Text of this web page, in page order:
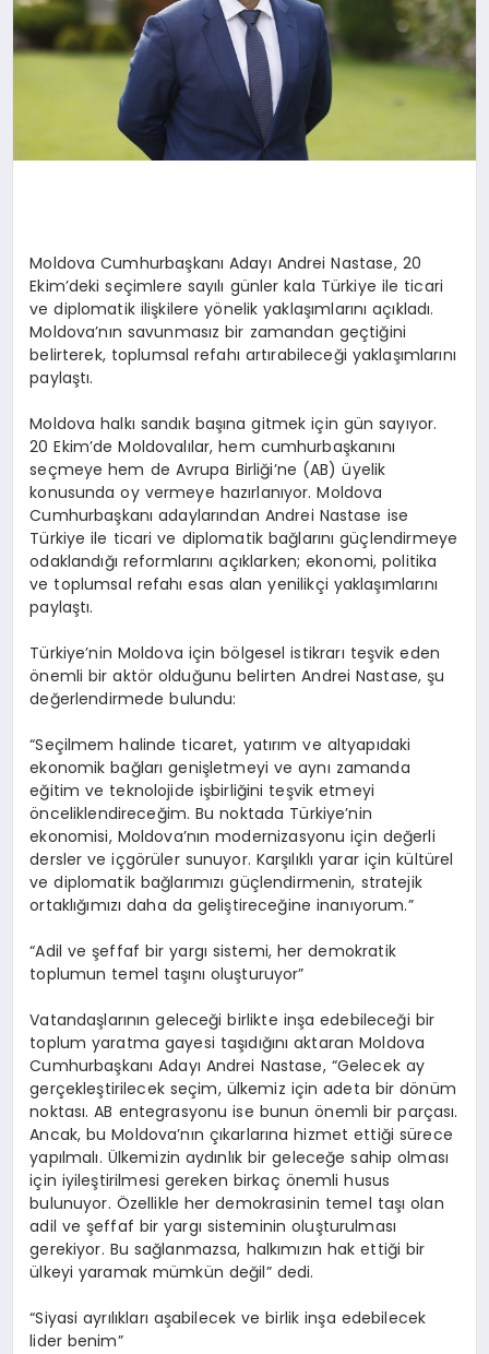
Moldova Cumhurbaşkanı Adayı Andrei Nastase, 20
Ekim’deki seçimlere sayılı günler kala Türkiye ile ticari
ve diplomatik ilişkilere yönelik yaklaşımlarını açıkladı.
Moldova’nın savunmasız bir zamandan geçtiğini
belirterek, toplumsal refahı artırabileceği yaklaşımlarını
paylaştı.
Moldova halkı sandık başına gitmek için gün sayıyor.
20 Ekim’de Moldovalılar, hem cumhurbaşkanını
seçmeye hem de Avrupa Birliği’ne (AB) üyelik
konusunda oy vermeye hazırlanıyor. Moldova
Cumhurbaşkanı adaylarından Andrei Nastase ise
Türkiye ile ticari ve diplomatik bağlarını güçlendirmeye
odaklandığı reformlarını açıklarken; ekonomi, politika
ve toplumsal refahı esas alan yenilikçi yaklaşımlarını
paylaştı.
Türkiye’nin Moldova için bölgesel istikrarı teşvik eden
önemli bir aktör olduğunu belirten Andrei Nastase, şu
değerlendirmede bulundu:
“Seçilmem halinde ticaret, yatırım ve altyapıdaki
ekonomik bağları genişletmeyi ve aynı zamanda
eğitim ve teknolojide işbirliğini teşvik etmeyi
önceliklendireceğim. Bu noktada Türkiye’nin
ekonomisi, Moldova’nın modernizasyonu için değerli
dersler ve içgörüler sunuyor. Karşılıklı yarar için kültürel
ve diplomatik bağlarımızı güçlendirmenin, stratejik
ortaklığımızı daha da geliştireceğine inanıyorum.”
“Adil ve şeffaf bir yargı sistemi, her demokratik
toplumun temel taşını oluşturuyor”
Vatandaşlarının geleceği birlikte inşa edebileceği bir
toplum yaratma gayesi taşıdığını aktaran Moldova
Cumhurbaşkanı Adayı Andrei Nastase, “Gelecek ay
gerçekleştirilecek seçim, ülkemiz için adeta bir dönüm
noktası. AB entegrasyonu ise bunun önemli bir parçası.
Ancak, bu Moldova’nın çıkarlarına hizmet ettiği sürece
yapılmalı. Ülkemizin aydınlık bir geleceğe sahip olması
için iyileştirilmesi gereken birkaç önemli husus
bulunuyor. Özellikle her demokrasinin temel taşı olan
adil ve şeffaf bir yargı sisteminin oluşturulması
gerekiyor. Bu sağlanmazsa, halkımızın hak ettiği bir
ülkeyi yaramak mümkün değil” dedi.
“Siyasi ayrılıkları aşabilecek ve birlik inşa edebilecek
lider benim”